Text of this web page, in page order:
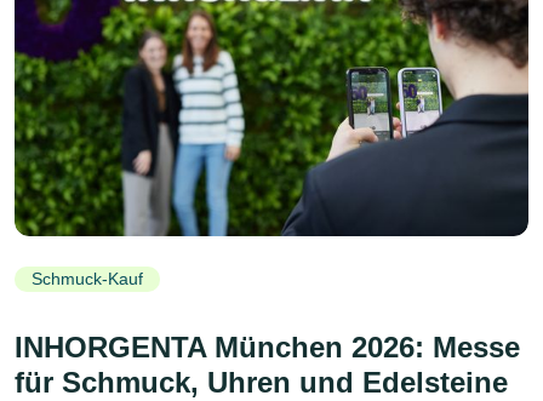
Schmuck-Kauf
INHORGENTA München 2026: Messe
für Schmuck, Uhren und Edelsteine